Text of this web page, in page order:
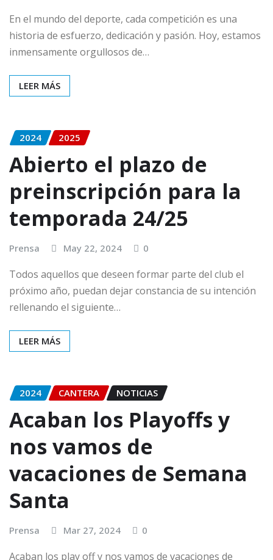
En el mundo del deporte, cada competición es una
historia de esfuerzo, dedicación y pasión. Hoy, estamos
inmensamente orgullosos de…
LEER MÁS
2024 2025
Abierto el plazo de
preinscripción para la
temporada 24/25
Prensa May 22, 2024 0
Todos aquellos que deseen formar parte del club el
próximo año, puedan dejar constancia de su intención
rellenando el siguiente…
LEER MÁS
2024 CANTERA NOTICIAS
Acaban los Playoffs y
nos vamos de
vacaciones de Semana
Santa
Prensa Mar 27, 2024 0
Acaban los play off y nos vamos de vacaciones de